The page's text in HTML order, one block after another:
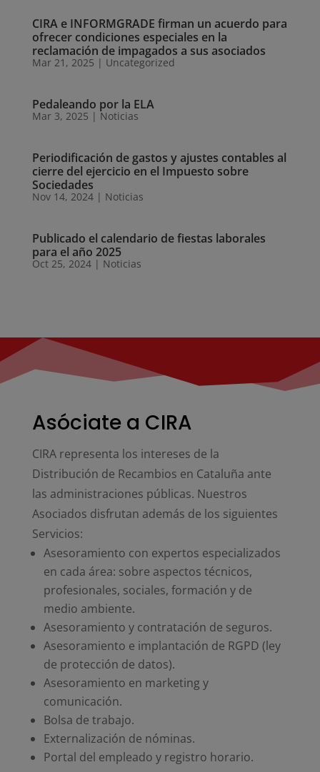
CIRA e INFORMGRADE firman un acuerdo para
ofrecer condiciones especiales en la
reclamación de impagados a sus asociados
Mar 21, 2025 | Uncategorized
Pedaleando por la ELA
Mar 3, 2025 | Noticias
Periodificación de gastos y ajustes contables al
cierre del ejercicio en el Impuesto sobre
Sociedades
Nov 14, 2024| Noticias
Publicado el calendario de fiestas laborales
para el año 2025
Oct 25, 2024| Noticias
Asóciate a CIRA
CIRA representa los intereses de la
Distribución de Recambios en Cataluña ante
las administraciones públicas. Nuestros
Asociados disfrutan además de los siguientes
Servicios:
Asesoramiento con expertos especializados
en cada área: sobre aspectos técnicos,
profesionales, sociales, formación y de
medio ambiente.
Asesoramiento y contratación de seguros.
Asesoramiento e implantación de RGPD (ley
de protección de datos).
Asesoramiento en marketing y
comunicación.
Bolsa de trabajo.
Externalización de nóminas.
Portal del empleado y registro horario.